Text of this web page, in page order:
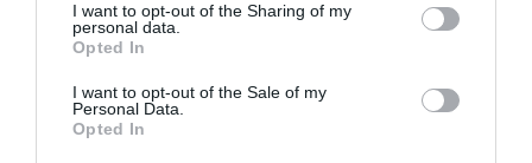
not limited to your visit or usage behaviour. You may click to
grant or deny consent to Google and its third-party tags to
use your data for below specified purposes in below Google
consent section.
I want to opt-out of the Sharing of my
personal data.
Opted In
I want to opt-out of the Sale of my
Personal Data.
Opted In
Το σημάδι στο πόδι που μπορεί να κρύβει
θρόμβωση